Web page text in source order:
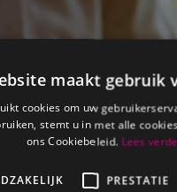
maakt gebruik
cookies om uw
stemt u in met alle
ons Cookiebeleid. Lees
PRESTATIE